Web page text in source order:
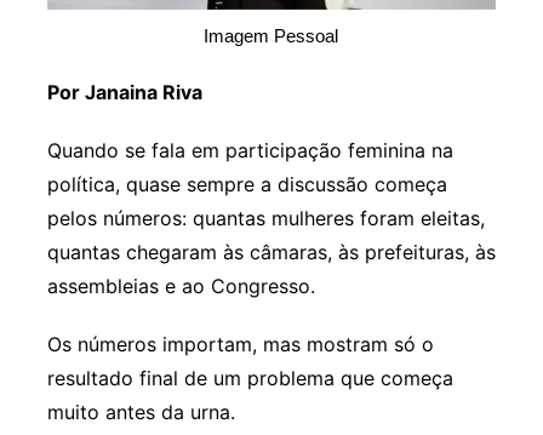
Imagem Pessoal
Por Janaina Riva
Quando se fala em participação feminina na
política, quase sempre a discussão começa
pelos números: quantas mulheres foram eleitas,
quantas chegaram às câmaras, às prefeituras, às
assembleias e ao Congresso.
Os números importam, mas mostram só o
resultado final de um problema que começa
muito antes da urna.